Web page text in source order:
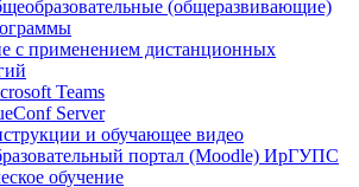
(общеразвивающие)
с применением дистанционных
Teams
Server
и обучающее видео
портал (Moodle) ИрГУПС
обучение